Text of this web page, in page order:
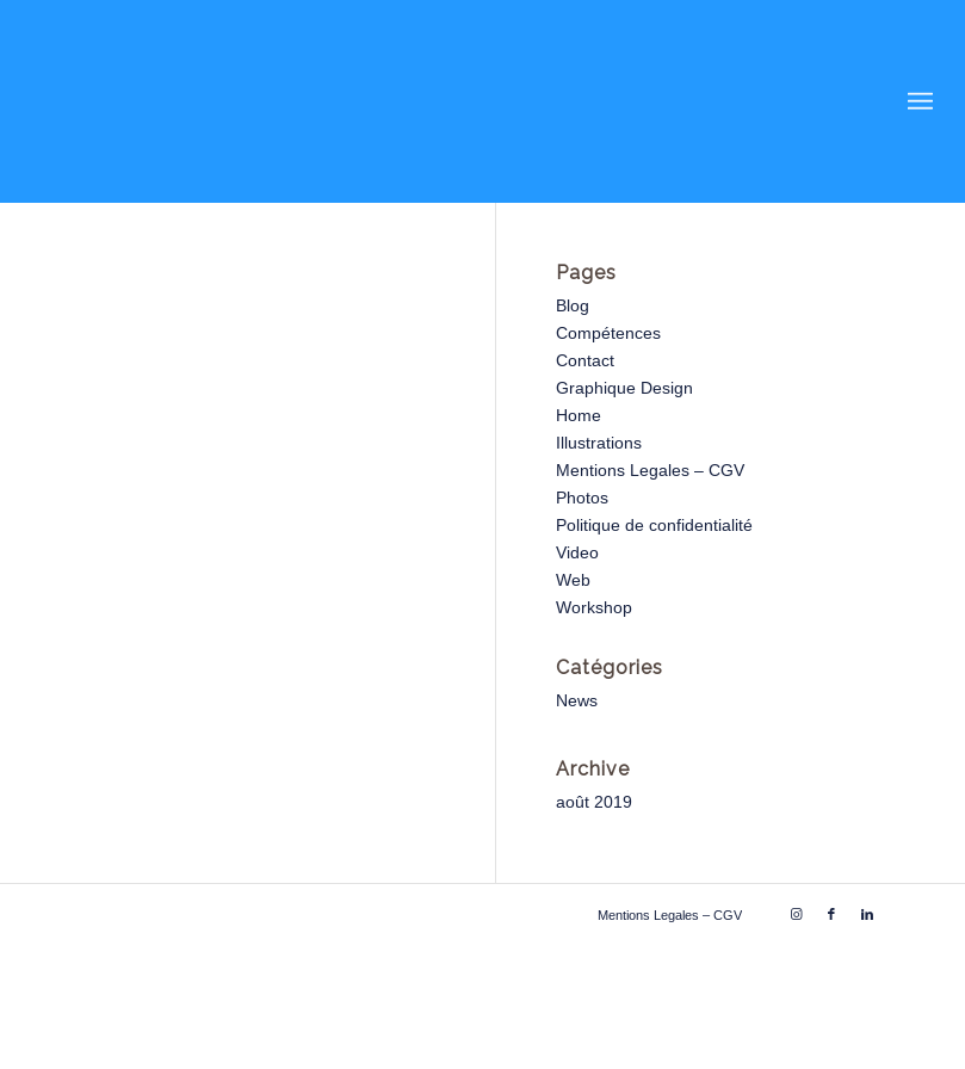
Pages
Blog
Compétences
Contact
Graphique Design
Home
Illustrations
Mentions Legales – CGV
Photos
Politique de confidentialité
Video
Web
Workshop
Catégories
News
Archive
août 2019
Mentions Legales – CGV